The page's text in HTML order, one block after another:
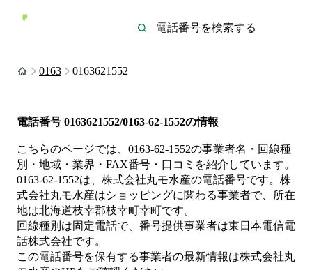
0163 0163621552
電話番号 0163621552/0163-62-1552の情報
こちらのページでは、 0163-62-1552の事業者名・回線種
別・地域・業界・FAX番号・口コミを紹介しています。
0163-62-1552は、 株式会社丸モ水産の電話番号です。 株
式会社丸モ水産はショッピングに関わる事業者で、所在
地は北海道枝幸郡枝幸町幸町です。
回線種別は固定電話で、番号提供事業者は東日本電信電
話株式会社です。
この電話番号を保有する事業者の最新情報は株式会社丸